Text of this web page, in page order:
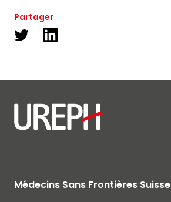
Partager
Médecins Sans Frontières Suisse